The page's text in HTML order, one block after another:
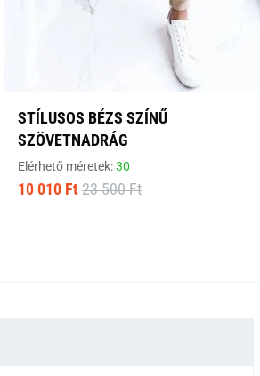
STÍLUSOS BÉZS SZÍNŰ
SZÖVETNADRÁG
Elérhető méretek:30
10 010 Ft 23 500 Ft